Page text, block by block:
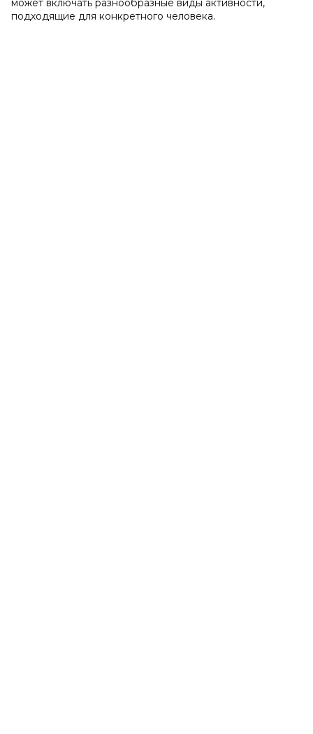
может включать разнообразные виды активности,
подходящие для конкретного человека.